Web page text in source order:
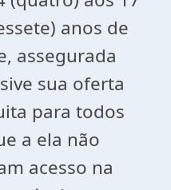
anos de
assegurada
sua oferta
para todos
a ela não
acesso na